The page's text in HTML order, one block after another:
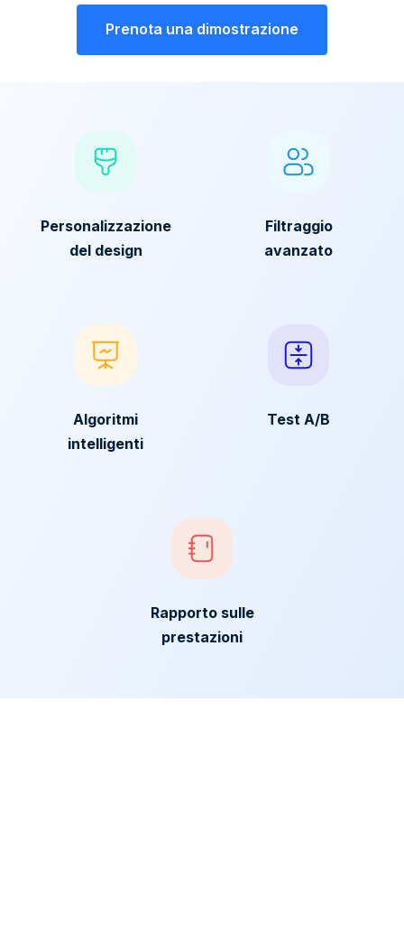
Prenota una dimostrazione
Personalizzazione
del design
Filtraggio
avanzato
Algoritmi
intelligenti
Test A/B
Rapporto sulle
prestazioni